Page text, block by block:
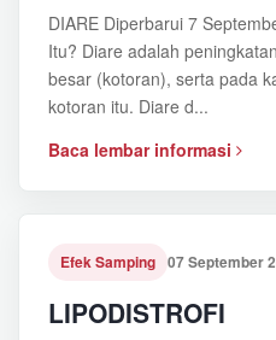
DIARE Diperbarui 7
Itu? Diare adalah
besar (kotoran), serta pada
kotoran itu. Diare d...
Baca lembar informasi
Efek Samping 07 September
LIPODISTROFI